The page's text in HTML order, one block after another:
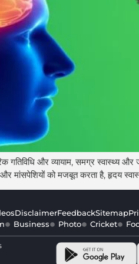
और व्यायाम, समग्र स्वास्थ्य और
और मांसपेशियों को मजबूत करता है, हृदय
DisclaimerFeedbackSitemap
Business Photo Cricket